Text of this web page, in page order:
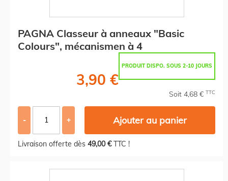
PAGNA Classeur à anneaux "Basic
Colours", mécanismen à 4
PRODUIT DISPO. SOUS 2-10 JOURS
3,90 €
Soit 4,68 € TTC
- + Ajouter au panier
Livraison offerte dès 49,00 €TTC !